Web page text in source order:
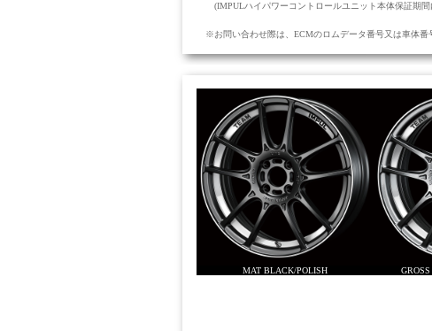
(IMPULハイパワーコントロールユニット本体保証期間
※お問い合わせ際は、ECMのロムデータ番号又は車体番
MAT BLACK/POLISH